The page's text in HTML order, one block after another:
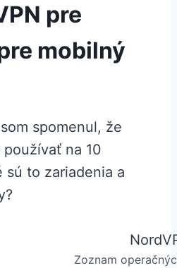
pre
mobilný
spomenul, že
na 10
sú to zariadenia a
Zoznam